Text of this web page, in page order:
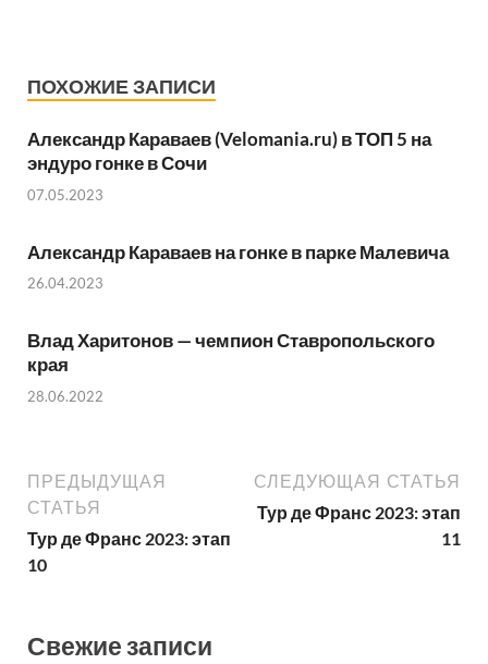
ПОХОЖИЕ ЗАПИСИ
Александр Караваев (Velomania.ru) в ТОП 5 на
эндуро гонке в Сочи
07.05.2023
Александр Караваев на гонке в парке Малевича
26.04.2023
Влад Харитонов — чемпион Ставропольского
края
28.06.2022
ПРЕДЫДУЩАЯ
СТАТЬЯ
Тур де Франс 2023: этап
10
СЛЕДУЮЩАЯ СТАТЬЯ
Тур де Франс 2023: этап
11
Свежие записи